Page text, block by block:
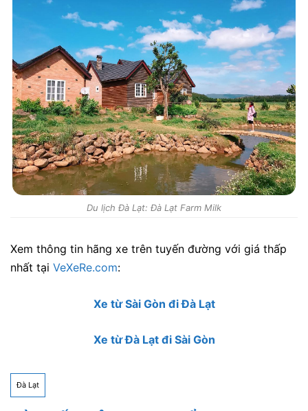
Du lịch Đà Lạt: Đà Lạt Farm Milk
Xem thông tin hãng xe trên tuyến đường với giá thấp
nhất tại VeXeRe.com:
Xe từ Sài Gòn đi Đà Lạt
Xe từ Đà Lạt đi Sài Gòn
Đà Lạt